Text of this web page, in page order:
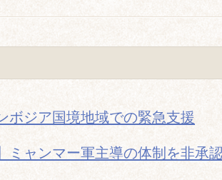
ボジア国境地域での緊急支援
ミャンマー軍主導の体制を非承